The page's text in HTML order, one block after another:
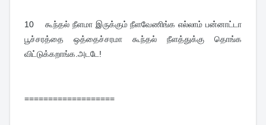
10 கூந்தல் நீளமா இருக்கும் நீளவேணிங்க எல்லாம் பன்னாட்டா
பூச்சரத்தை ஒத்தைச்சரமா கூந்தல் நீளத்துக்கு தொங்க
விட்டுக்கறாங்க.அடடே!
===================